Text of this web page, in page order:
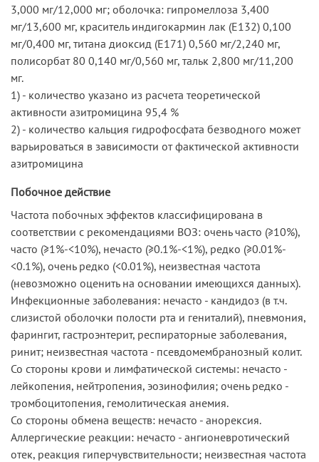
3,000 мг/12,000 мг; оболочка: гипромеллоза 3,400
мг/13,600 мг, краситель индигокармин лак (Е132) 0,100
мг/0,400 мг, титана диоксид (Е171) 0,560 мг/2,240 мг,
полисорбат 80 0,140 мг/0,560 мг, тальк 2,800 мг/11,200
мг.
1) - количество указано из расчета теоретической
активности азитромицина 95,4 %
2) - количество кальция гидрофосфата безводного может
варьироваться в зависимости от фактической активности
азитромицина
Побочное действие
Частота побочных эффектов классифицирована в
соответствии с рекомендациями ВОЗ: очень часто (≥10%),
часто (≥1%-<10%), нечасто (≥0.1%-<1%), редко (≥0.01%-
<0.1%), очень редко (<0.01%), неизвестная частота
(невозможно оценить на основании имеющихся данных).
Инфекционные заболевания: нечасто - кандидоз (в т.ч.
слизистой оболочки полости рта и гениталий), пневмония,
фарингит, гастроэнтерит, респираторные заболевания,
ринит; неизвестная частота - псевдомембранозный колит.
Со стороны крови и лимфатической системы: нечасто -
лейкопения, нейтропения, эозинофилия; очень редко -
тромбоцитопения, гемолитическая анемия.
Со стороны обмена веществ: нечасто - анорексия.
Аллергические реакции: нечасто - ангионевротический
отек, реакция гиперчувствительности; неизвестная частота